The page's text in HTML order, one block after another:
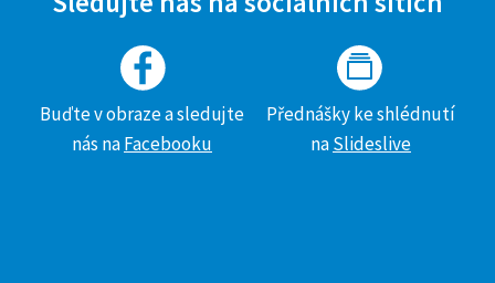
Buďte v obraze a sledujte
nás naFacebooku
Přednášky ke shlédnutí
naSlideslive